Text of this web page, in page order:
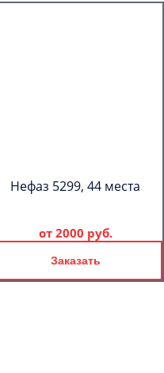
Нефаз 5299, 44 места
от 2000 руб.
Заказать